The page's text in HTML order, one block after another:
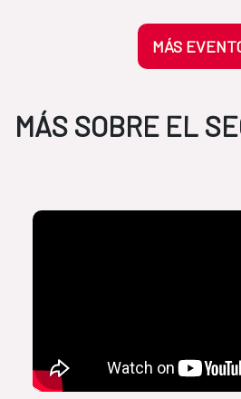
MÁS
MÁS SOBRE EL